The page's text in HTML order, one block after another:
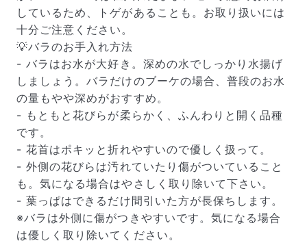
写真と同じものが届く？
商品ページに掲載している写真は、実際にお届けする商
品を撮影したものです。お花は生き物なので、どうして
も色味やサイズ・咲き方に個体差はありますが、できる
だけ写真のイメージに近いものをお届けできるように人
の目でチェックをしています。
しているため、トゲがあることも。お取り扱いには
十分ご注意ください。
💡バラのお手入れ方法
- バラはお水が大好き。深めの水でしっかり水揚げ
しましょう。バラだけのブーケの場合、普段のお水
の量もやや深めがおすすめ。
- もともと花びらが柔らかく、ふんわりと開く品種
です。
- 花首はポキッと折れやすいので優しく扱って。
- 外側の花びらは汚れていたり傷がついていること
も。気になる場合はやさしく取り除いて下さい。
- 葉っぱはできるだけ間引いた方が長保ちします。
※バラは外側に傷がつきやすいです。気になる場合
は優しく取り除いてください。